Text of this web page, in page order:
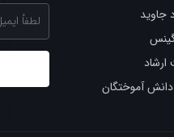
جاوید
آموختگان